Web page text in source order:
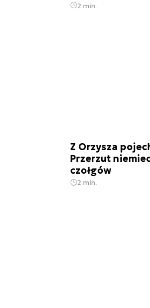
2 min.
Z Orzysza
Przerzut
czołgów
2 min.